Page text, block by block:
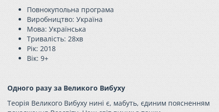
Повнокупольна програма
Виробництво: Україна
Мова: Українська
Тривалість: 28хв
Рік: 2018
Вік: 9+
Одного разу за Великого Вибуху
Теорія Великого Вибуху нині є, мабуть, єдиним поясненням